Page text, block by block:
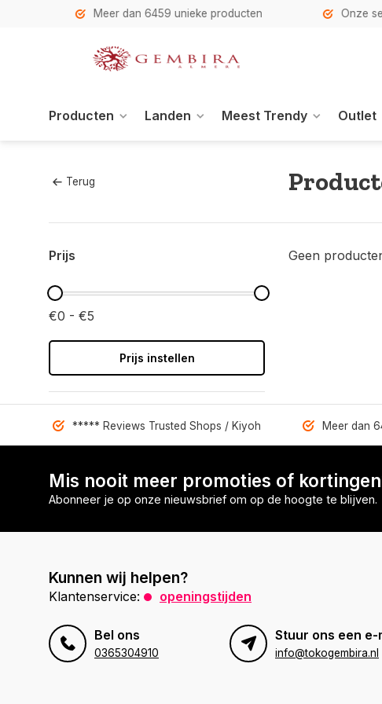
Meer dan 6459 unieke producten Onze
Producten Landen Meest Trendy Outlet
Terug
Prijs
€0 - €5
Prijs instellen
Geen
***** Reviews Trusted Shops / Kiyoh Meer dan
Mis nooit meer promoties of
Abonneer je op onze nieuwsbrief om op de hoogte te blijven.
Kunnen wij helpen?
Klantenservice: openingstijden
Bel ons
0365304910
Stuur ons een e-
info@tokogembira.nl